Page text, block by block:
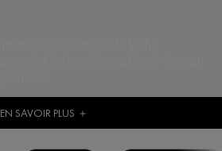
EN SAVOIR PLUS ＋